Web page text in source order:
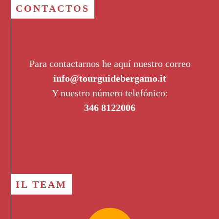
CONTACTOS
Para contactarnos he aquí nuestro correo
info@tourguidebergamo.it
Y nuestro número telefónico:
346 8122006
IL TEAM